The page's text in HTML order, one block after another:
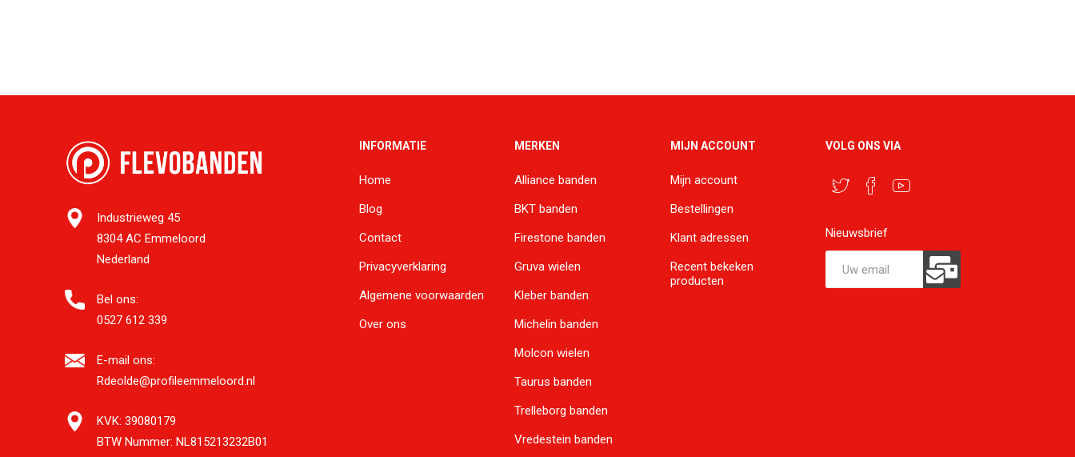
Industrieweg 45
8304 AC Emmeloord
Nederland
Bel ons:
0527 612 339
E-mail ons:
Rdeolde@profileemmeloord.nl
KVK: 39080179
BTW Nummer: NL815213232B01
INFORMATIE
Home
Blog
Contact
Privacyverklaring
Algemene voorwaarden
Over ons
MERKEN
Alliance banden
BKT banden
Firestone banden
Gruva wielen
Kleber banden
Michelin banden
Molcon wielen
Taurus banden
Trelleborg banden
Vredestein banden
MIJN ACCOUNT
Mijn account
Bestellingen
Klant adressen
Recent bekeken
producten
VOLG ONS VIA
Nieuwsbrief